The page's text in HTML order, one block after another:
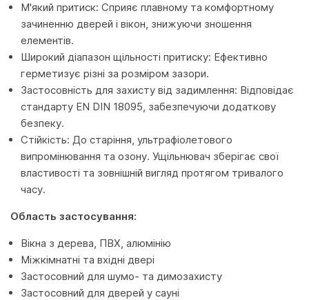
М'який притиск: Сприяє плавному та комфортному
зачиненню дверей і вікон, знижуючи зношення
елементів.
Широкий діапазон щільності притиску: Ефективно
герметизує різні за розміром зазори.
Застосовність для захисту від задимлення: Відповідає
стандарту EN DIN 18095, забезпечуючи додаткову
безпеку.
Стійкість: До старіння, ультрафіолетового
випромінювання та озону. Ущільнювач зберігає свої
властивості та зовнішній вигляд протягом тривалого
часу.
Область застосування:
Вікна з дерева, ПВХ, алюмінію
Міжкімнатні та вхідні двері
Застосовний для шумо- та димозахисту
Застосовний для дверей у сауні